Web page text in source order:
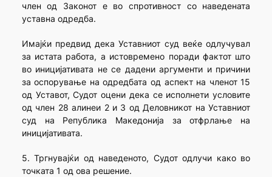
член од Законот е во спротивност со наведената
уставна одредба.
Имајќи предвид дека Уставниот суд веќе одлучувал
за истата работа, а истовремено поради фактот што
во иницијативата не се дадени аргументи и причини
за оспорување на одредбата од аспект на членот 15
од Уставот, Судот оцени дека се исполнети условите
од член 28 алинеи 2 и 3 од Деловникот на Уставниот
суд на Република Македонија за отфрлање на
иницијативата.
5. Тргнувајќи од наведеното, Судот одлучи како во
точката 1 од ова решение.